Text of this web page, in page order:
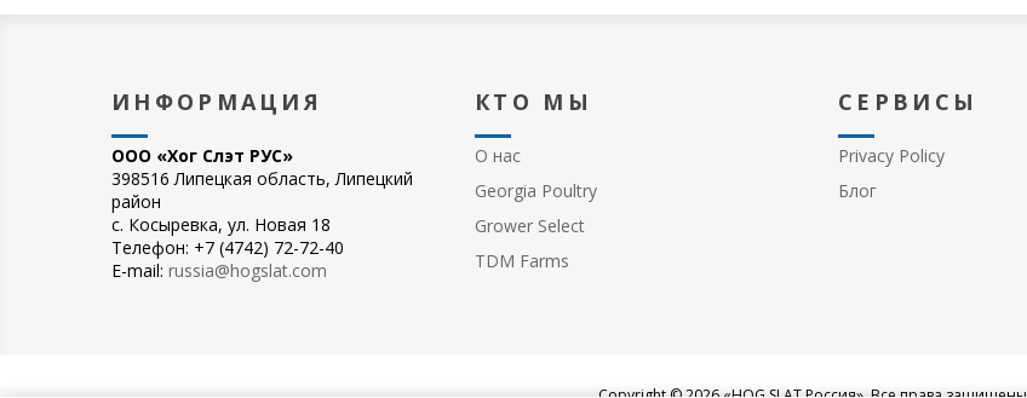
ИНФОРМАЦИЯ
ООО «Хог Слэт РУС»
398516 Липецкая область, Липецкий
район
с. Косыревка, ул. Новая 18
Телефон: +7 (4742) 72-72-40
E-mail: russia@hogslat.com
КТО МЫ
О нас
Georgia Poultry
Grower Select
TDM Farms
СЕРВИСЫ
Privacy Policy
Блог